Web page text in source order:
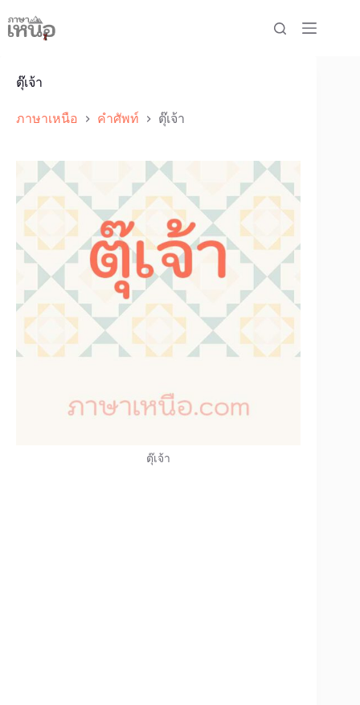
to
content
ตุ๊เจ้า
ภาษาเหนือ คำศัพท์ ตุ๊เจ้า
ตุ๊เจ้า